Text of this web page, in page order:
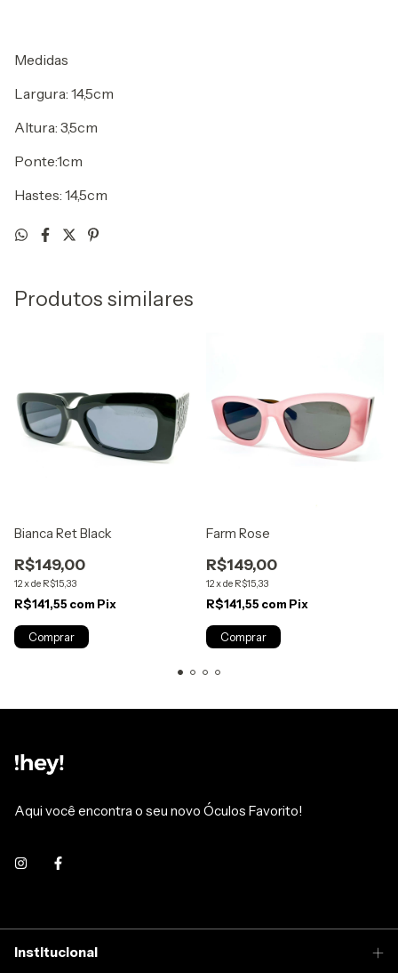
Medidas
Largura: 14,5cm
Altura: 3,5cm
Ponte:1cm
Hastes: 14,5cm
Produtos similares
Bianca Ret Black
R$149,00
12xde R$15,33
R$141,55 com Pix
Farm Rose
R$149,00
12xde R$15,33
R$141,55 com Pix
Aqui você encontra o seu novo Óculos Favorito!
Institucional